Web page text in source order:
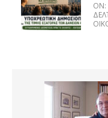
ON: